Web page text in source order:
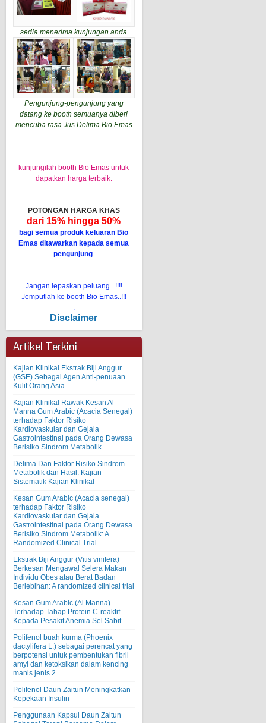
sedia menerima kunjungan anda
Pengunjung-pengunjung yang
datang ke booth semuanya diberi
mencuba rasa Jus Delima Bio Emas
kunjungilah booth Bio Emas untuk
dapatkan harga terbaik.
POTONGAN HARGA KHAS
dari 15% hingga 50%
bagi semua produk keluaran Bio
Emas ditawarkan kepada semua
pengunjung.
Jangan lepaskan peluang...!!!!
Jemputlah ke booth Bio Emas..!!!
.
Disclaimer
Artikel Terkini
Kajian Klinikal Ekstrak Biji Anggur
(GSE) Sebagai Agen Anti-penuaan
Kulit Orang Asia
Kajian Klinikal Rawak Kesan Al
Manna Gum Arabic (Acacia Senegal)
terhadap Faktor Risiko
Kardiovaskular dan Gejala
Gastrointestinal pada Orang Dewasa
Berisiko Sindrom Metabolik
Delima Dan Faktor Risiko Sindrom
Metabolik dan Hasil: Kajian
Sistematik Kajian Klinikal
Kesan Gum Arabic (Acacia senegal)
terhadap Faktor Risiko
Kardiovaskular dan Gejala
Gastrointestinal pada Orang Dewasa
Berisiko Sindrom Metabolik: A
Randomized Clinical Trial
Ekstrak Biji Anggur (Vitis vinifera)
Berkesan Mengawal Selera Makan
Individu Obes atau Berat Badan
Berlebihan: A randomized clinical trial
Kesan Gum Arabic (Al Manna)
Terhadap Tahap Protein C-reaktif
Kepada Pesakit Anemia Sel Sabit
Polifenol buah kurma (Phoenix
dactylifera L.) sebagai perencat yang
berpotensi untuk pembentukan fibril
amyl dan ketoksikan dalam kencing
manis jenis 2
Polifenol Daun Zaitun Meningkatkan
Kepekaan Insulin
Penggunaan Kapsul Daun Zaitun